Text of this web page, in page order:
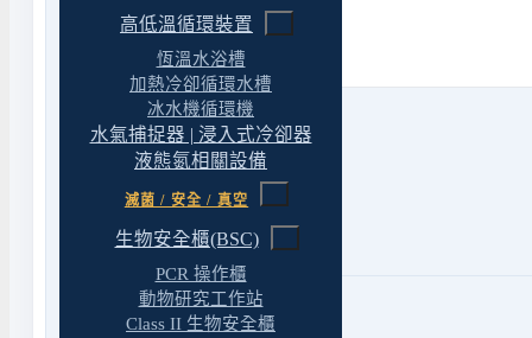
高低溫循環裝置
恆溫水浴槽
加熱冷卻循環水槽
冰水機循環機
水氣捕捉器 | 浸入式冷卻器
液態氮相關設備
滅菌 / 安全 / 真空
生物安全櫃(BSC)
PCR 操作櫃
動物研究工作站
Class II 生物安全櫃
送出表單
Phone
傳真 04 22430827
Mail
Client@yt-technology.com